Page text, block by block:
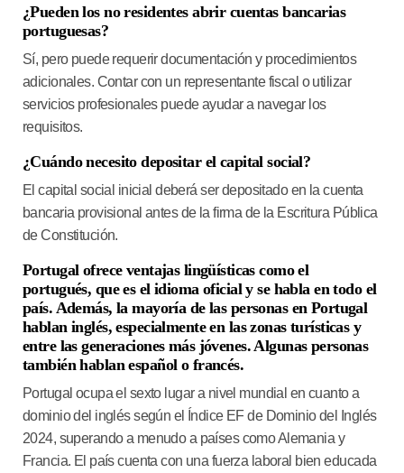
¿Pueden los no residentes abrir cuentas bancarias
portuguesas?
Sí, pero puede requerir documentación y procedimientos
adicionales. Contar con un representante fiscal o utilizar
servicios profesionales puede ayudar a navegar los
requisitos.
¿Cuándo necesito depositar el capital social?
El capital social inicial deberá ser depositado en la cuenta
bancaria provisional antes de la firma de la Escritura Pública
de Constitución.
Portugal ofrece ventajas lingüísticas como el
portugués, que es el idioma oficial y se habla en todo el
país. Además, la mayoría de las personas en Portugal
hablan inglés, especialmente en las zonas turísticas y
entre las generaciones más jóvenes. Algunas personas
también hablan español o francés.
Portugal ocupa el sexto lugar a nivel mundial en cuanto a
dominio del inglés según el Índice EF de Dominio del Inglés
2024, superando a menudo a países como Alemania y
Francia. El país cuenta con una fuerza laboral bien educada